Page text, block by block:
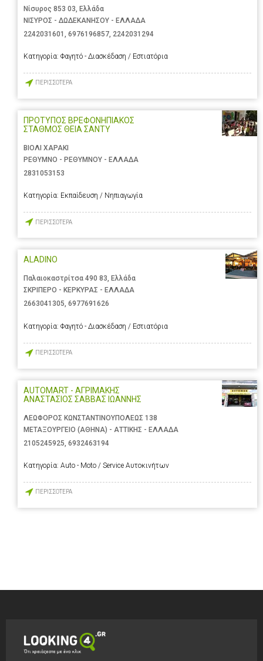
Νίσυρος 853 03, Ελλάδα
ΝΙΣΥΡΟΣ - ΔΩΔΕΚΑΝΗΣΟΥ - ΕΛΛΑΔΑ
2242031601
6976196857 2242031294
Κατηγορία: Φαγητό - Διασκέδαση / Εστιατόρια
ΠΕΡΙΣΣΟΤΕΡΑ
ΠΡΟΤΥΠΟΣ ΒΡΕΦΟΝΗΠΙΑΚΟΣ
ΣΤΑΘΜΟΣ ΘΕΙΑ ΣΑΝΤΥ
ΒΙΟΛΙ ΧΑΡΑΚΙ
ΡΕΘΥΜΝΟ - ΡΕΘΥΜΝΟΥ - ΕΛΛΑΔΑ
2831053153
Κατηγορία: Εκπαίδευση / Νηπιαγωγία
ΠΕΡΙΣΣΟΤΕΡΑ
ALADINO
Παλαιοκαστρίτσα 490 83, Ελλάδα
ΣΚΡΙΠΕΡΟ - ΚΕΡΚΥΡΑΣ - ΕΛΛΑΔΑ
2663041305, 6977691626
Κατηγορία: Φαγητό - Διασκέδαση / Εστιατόρια
ΠΕΡΙΣΣΟΤΕΡΑ
AUTOMART - ΑΓΡΙΜΑΚΗΣ
ΑΝΑΣΤΑΣΙΟΣ ΣΑΒΒΑΣ ΙΩΑΝΝΗΣ
ΛΕΩΦΟΡΟΣ ΚΩΝΣΤΑΝΤΙΝΟΥΠΟΛΕΩΣ 138
ΜΕΤΑΞΟΥΡΓΕΙΟ (ΑΘΗΝΑ) - ΑΤΤΙΚΗΣ - ΕΛΛΑΔΑ
2105245925 6932463194
Κατηγορία: Auto - Moto / Service Αυτοκινήτων
ΠΕΡΙΣΣΟΤΕΡΑ